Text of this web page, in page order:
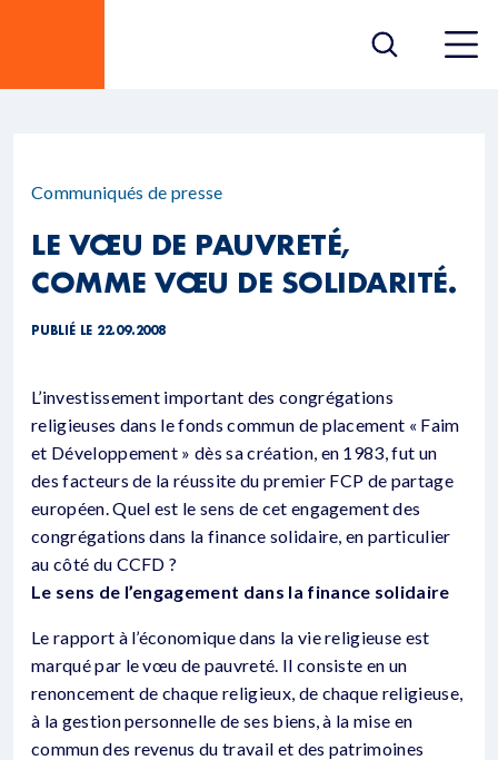
Communiqués de presse
LE VŒU DE PAUVRETÉ,
COMME VŒU DE SOLIDARITÉ.
PUBLIÉ LE 22.09.2008
L’investissement important des congrégations
religieuses dans le fonds commun de placement « Faim
et Développement » dès sa création, en 1983, fut un
des facteurs de la réussite du premier FCP de partage
européen. Quel est le sens de cet engagement des
congrégations dans la finance solidaire, en particulier
au côté du CCFD ?
Le sens de l’engagement dans la finance solidaire
Le rapport à l’économique dans la vie religieuse est
marqué par le vœu de pauvreté. Il consiste en un
renoncement de chaque religieux, de chaque religieuse,
à la gestion personnelle de ses biens, à la mise en
commun des revenus du travail et des patrimoines